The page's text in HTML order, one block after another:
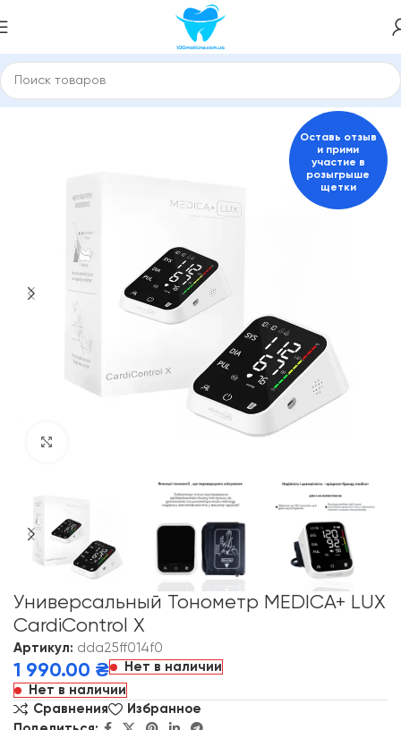
Главная Тонометры
Оставь отзыв
и прими
участие в
розыгрыше
щетки
Универсальный Тонометр MEDICA+ LUX
CardiControl X
Артикул: dda25ff014f0
1 990.00 ₴
Нет в наличии
Нет в наличии
Сравнения
Избранное